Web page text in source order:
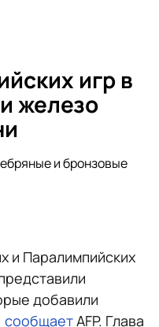
игр в
железо
и бронзовые
и Паралимпийских
добавили
сообщаетAFP. Глава